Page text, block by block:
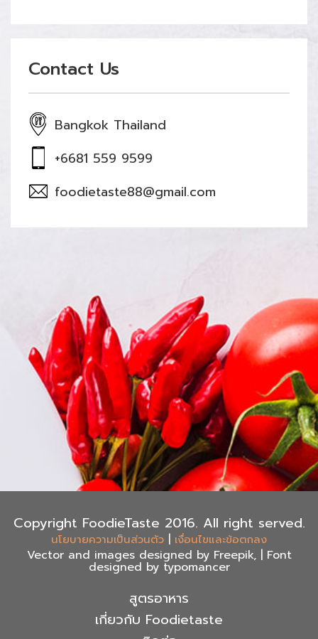
Contact Us
Bangkok Thailand
+6681 559 9599
foodietaste88@gmail.com
Copyright FoodieTaste 2016. All right served.
นโยบายความเป็นส่วนตัว | เงื่อนไขและข้อตกลง
Vector and images designed by Freepik, | Font
designed by typomancer
สูตรอาหาร
เกี่ยวกับ Foodietaste